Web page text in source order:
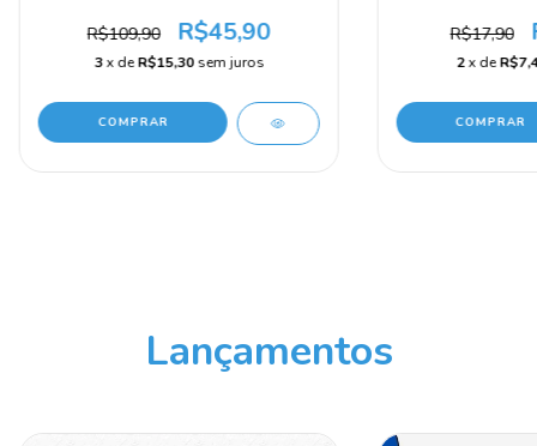
R$109,90 R$45,90
3x deR$15,30 sem juros
R$17,90
2x de
Lançamentos